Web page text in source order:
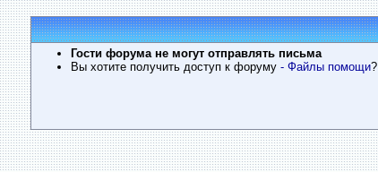
Гости форума не могут отправлять письма
Вы хотите получить доступ к форуму - Файлы помощи?